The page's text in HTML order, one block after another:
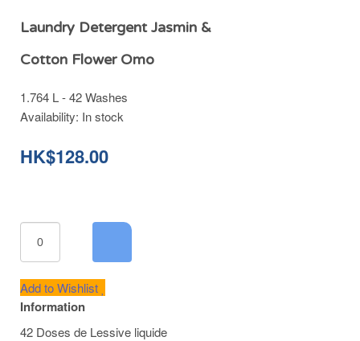
Laundry Detergent Jasmin &
Cotton Flower Omo
1.764 L - 42 Washes
Availability: In stock
HK$128.00
Add to Wishlist
Information
42 Doses de Lessive liquide